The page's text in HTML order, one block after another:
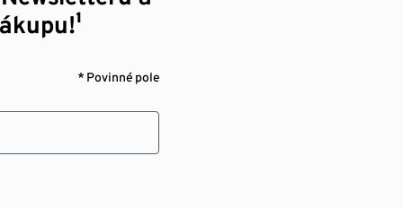
* Povinné pole